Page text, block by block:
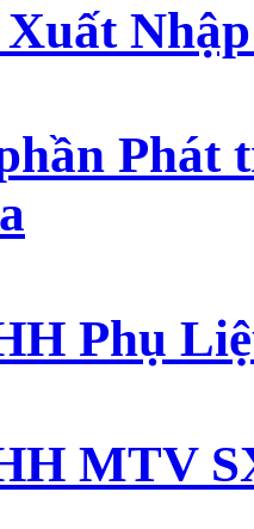
Xuất
Phát
Phụ
MTV